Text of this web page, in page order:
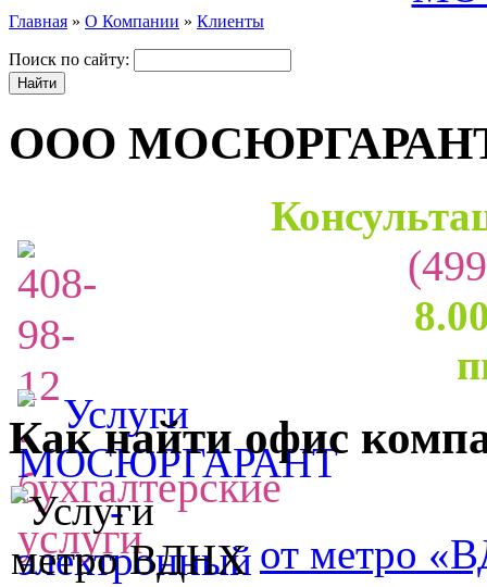
Главная » О Компании » Клиенты
Поиск по сайту:
ООО
Как найти офис
от метро